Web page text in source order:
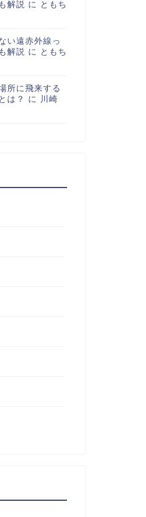
解説 に ともち
い遠赤外線っ
解説 に ともち
所に飛来する
は？
に 川崎